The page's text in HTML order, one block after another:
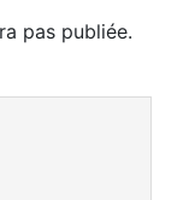
pas publiée.